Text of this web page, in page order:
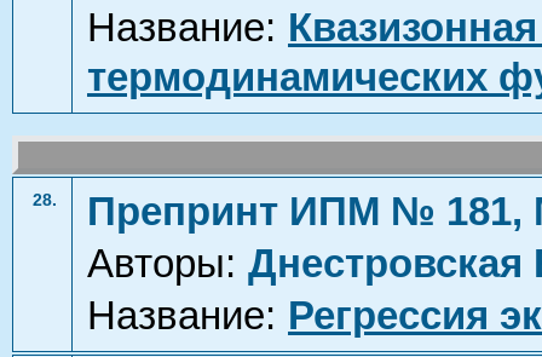
Название:
термодинамических
28.
Препринт ИПМ № 181,
Авторы:
Название: Регрессия